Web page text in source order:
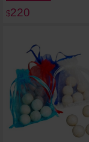
$220